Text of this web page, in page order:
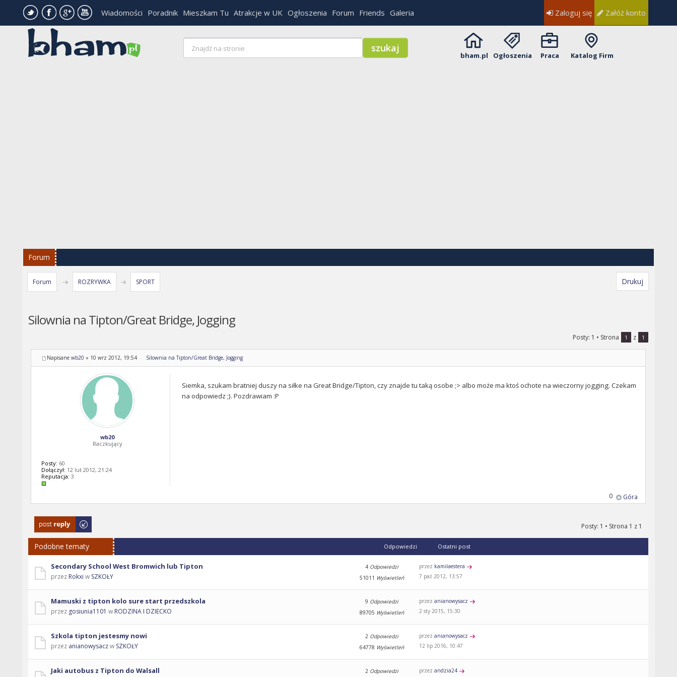
Wiadomości Poradnik Mieszkam Tu Atrakcje w UK Ogłoszenia Forum Friends Galeria Zaloguj się Załóż konto
bham.pl Ogłoszenia Praca Katalog Firm
Forum
Forum ROZRYWKA SPORT Drukuj
Silownia na Tipton/Great Bridge, Jogging
Posty: 1 • Strona 1 z 1
Napisane wb20 » 10 wrz 2012, 19:54 Silownia na Tipton/Great Bridge, Jogging
Siemka, szukam bratniej duszy na siłke na Great Bridge/Tipton, czy znajde tu taką osobe ;> albo może ma ktoś ochote na wieczorny jogging. Czekam
na odpowiedz ;). Pozdrawiam :P
wb20
Raczkujący
Posty: 60
Dołączył: 12 lut 2012, 21:24
Reputacja: 3
Góra
0
Odpowiedz
Posty: 1 • Strona 1 z 1
Podobne tematy Odpowiedzi Ostatni post
Secondary School West Bromwich lub Tipton
przez Rokxi w SZKOŁY
4 Odpowiedzi
51011 Wyświetleń
przez kamilaestera
7 paź 2012, 13:57
Mamuski z tipton kolo sure start przedszkola
przez gosiunia1101 w RODZINA I DZIECKO
9 Odpowiedzi
89705 Wyświetleń
przezanianowysacz
2 sty 2015, 15:30
Szkola tipton jestesmy nowi
przez anianowysaczw SZKOŁY
2 Odpowiedzi
64778 Wyświetleń
przezanianowysacz
12 lip 2016, 10:47
Jaki autobus z Tipton do Walsall 2 Odpowiedzi
przezandzia24